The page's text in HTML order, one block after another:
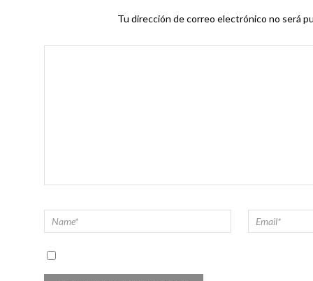
Tu dirección de correo electrónico no será